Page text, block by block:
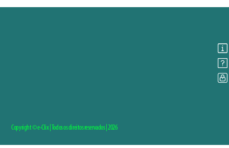
Copyright © e-Clix | Todos os direitos reservados | 2026